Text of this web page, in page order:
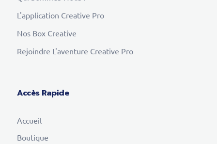
L'application Creative Pro
Nos Box Creative
Rejoindre L'aventure Creative Pro
Accès Rapide
Accueil
Boutique